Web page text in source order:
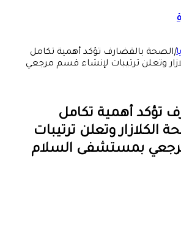
|الصحة بالقضارف تؤكد أهمية تكامل
وتعلن ترتيبات لإنشاء قسم مرجعي
تؤكد أهمية تكامل
الكلازار وتعلن ترتيبات
بمستشفى السلام